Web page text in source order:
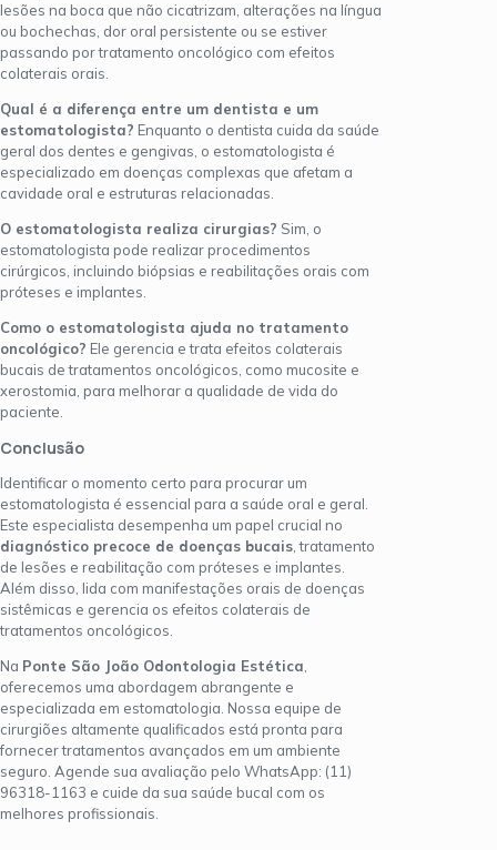
lesões na boca que não cicatrizam, alterações na língua
ou bochechas, dor oral persistente ou se estiver
passando por tratamento oncológico com efeitos
colaterais orais.
Qual é a diferença entre um dentista e um
estomatologista? Enquanto o dentista cuida da saúde
geral dos dentes e gengivas, o estomatologista é
especializado em doenças complexas que afetam a
cavidade oral e estruturas relacionadas.
O estomatologista realiza cirurgias? Sim, o
estomatologista pode realizar procedimentos
cirúrgicos, incluindo biópsias e reabilitações orais com
próteses e implantes.
Como o estomatologista ajuda no tratamento
oncológico? Ele gerencia e trata efeitos colaterais
bucais de tratamentos oncológicos, como mucosite e
xerostomia, para melhorar a qualidade de vida do
paciente.
Conclusão
Identificar o momento certo para procurar um
estomatologista é essencial para a saúde oral e geral.
Este especialista desempenha um papel crucial no
diagnóstico precoce de doenças bucais , tratamento
de lesões e reabilitação com próteses e implantes.
Além disso, lida com manifestações orais de doenças
sistêmicas e gerencia os efeitos colaterais de
tratamentos oncológicos.
Na Ponte São João Odontologia Estética
oferecemos uma abordagem abrangente e
especializada em estomatologia. Nossa equipe de
cirurgiões altamente qualificados está pronta para
fornecer tratamentos avançados em um ambiente
seguro. Agende sua avaliação pelo WhatsApp: (11)
96318-1163 e cuide da sua saúde bucal com os
melhores profissionais.